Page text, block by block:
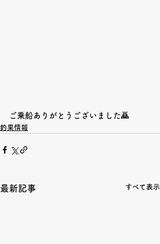
ご乗船ありがとうございました🙇
釣果情報
最新記事 すべて表示